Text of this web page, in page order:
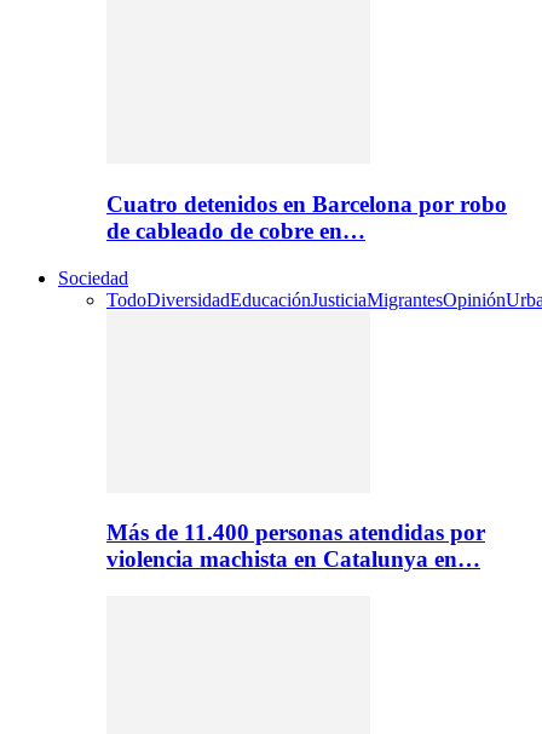
Cuatro detenidos en Barcelona por robo
de cableado de cobre en…
Sociedad
TodoDiversidadEducaciónJusticiaMigrantesOpinión
Más de 11.400 personas atendidas por
violencia machista en Catalunya en…